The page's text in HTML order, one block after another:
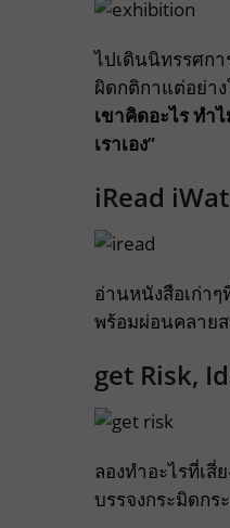
ไปเดินนิทรรศกา
ผิดกติกาแต่อย่าง
เขาคิดอะไร ทำ
เราเอง”
iRead
อ่านหนังสือเก่า
พร้อมผ่อนคลาย
get Risk,
ลองทำอะไรที่เ
บรรจงกระมิดก